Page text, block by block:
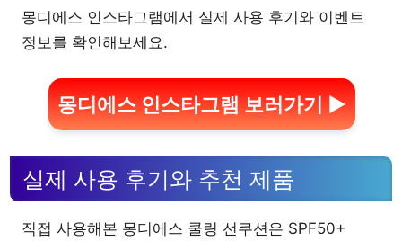
몽디에스 인스타그램에서 실제 사용 후기와 이벤트
정보를 확인해보세요.
몽디에스 인스타그램 보러가기 ▶
실제 사용 후기와 추천 제품
직접 사용해본 몽디에스 쿨링 선쿠션은 SPF50+